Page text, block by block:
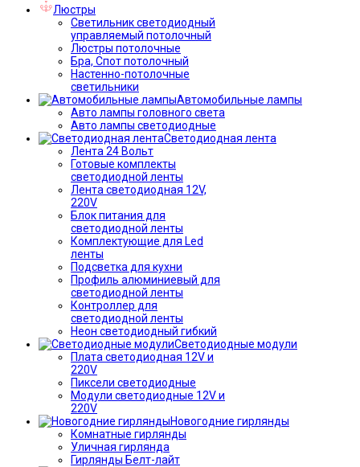
Люстры
Светильник светодиодный
управляемый потолочный
Люстры потолочные
Бра, Спот потолочный
Настенно-потолочные
светильники
Автомобильные лампы
Авто лампы головного света
Авто лампы светодиодные
Светодиодная лента
Лента 24 Вольт
Готовые комплекты
светодиодной ленты
Лента светодиодная 12V,
220V
Блок питания для
светодиодной ленты
Комплектующие для Led
ленты
Подсветка для кухни
Профиль алюминиевый для
светодиодной ленты
Контроллер для
светодиодной ленты
Неон светодиодный гибкий
Светодиодные модули
Плата светодиодная 12V и
220V
Пиксели светодиодные
Модули светодиодные 12V и
220V
Новогодние гирлянды
Комнатные гирлянды
Уличная гирлянда
Гирлянды Белт-лайт